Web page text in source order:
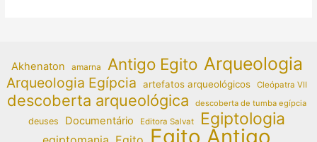
Akhenaton amarna Antigo Egito Arqueologia
Arqueologia Egípcia artefatos arqueológicos Cleópatra VII
descoberta arqueológica descoberta de tumba egípcia
deuses Documentário Editora Salvat Egiptologia
Egito Antigo